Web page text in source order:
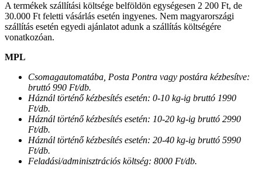
A termékek szállítási költsége belföldön egységesen 2 200 Ft, de
30.000 Ft feletti vásárlás esetén ingyenes. Nem magyarországi
szállítás esetén egyedi ajánlatot adunk a szállítás költségére
vonatkozóan.
MPL
Csomagautomatába, Posta Pontra vagy postára kézbesítve:
bruttó 990 Ft/db.
Háznál történő kézbesítés esetén: 0-10 kg-ig bruttó 1990
Ft/db.
Háznál történő kézbesítés esetén: 10-20 kg-ig bruttó 2990
Ft/db.
Háznál történő kézbesítés esetén: 20-40 kg-ig bruttó 5990
Ft/db.
Feladási/adminisztrációs költség: 8000 Ft/db.